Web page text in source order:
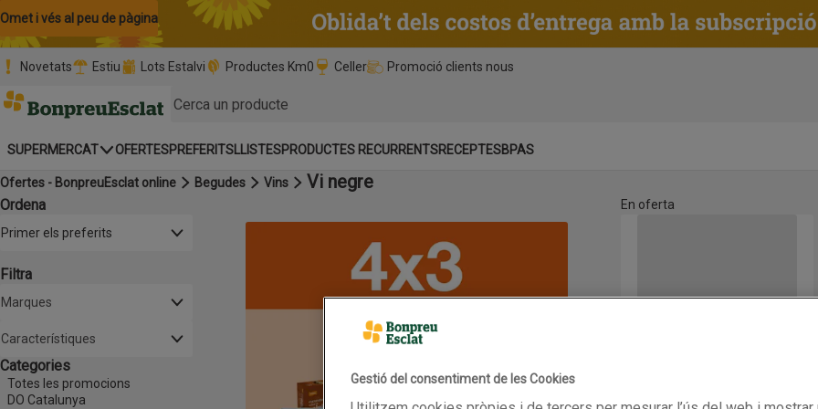
Omet i vés al contingut
Omet i vés a la cerca
Omet i vés al peu de pàgina
Novetats Estiu Lots Estalvi Productes Km0 Celler Promoció clients nous
SUPERMERCAT OFERTESPREFERITSLLISTESPRODUCTES RECURRENTSRECEPTESBPAS
Ofertes - BonpreuEsclat online Begudes Vins Vi negre
Ordena
Obre-ho per veure una llista de les opcions d'ordenació
Primer els preferits
Filtra
Marques
Característiques
Categories
Totes les promocions
DO Catalunya
Llista de productes
En oferta
Gestió del consentiment de les Cookies